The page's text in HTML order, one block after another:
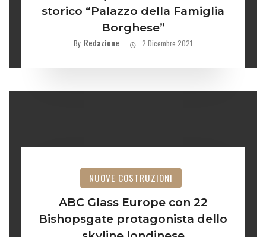
storico “Palazzo della Famiglia
Borghese”
By Redazione 2 Dicembre 2021
NUOVE COSTRUZIONI
ABC Glass Europe con 22
Bishopsgate protagonista dello